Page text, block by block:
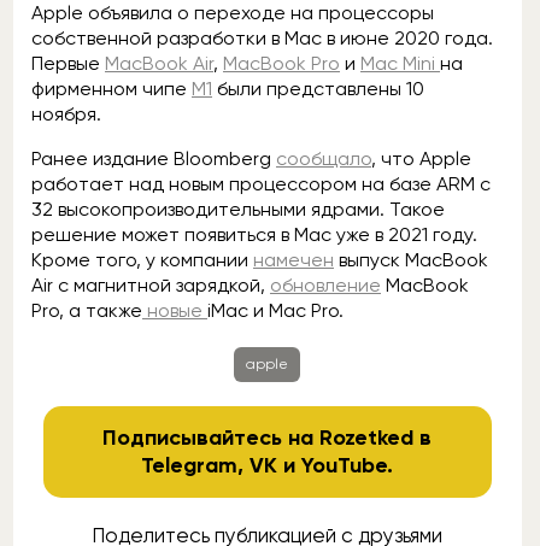
Apple объявила о переходе на процессоры
собственной разработки в Mac в июне 2020 года.
Первые MacBook Air, MacBook Pro и Mac Mini на
фирменном чипе M1 были представлены 10
ноября.
Ранее издание Bloomberg сообщало, что Apple
работает над новым процессором на базе ARM с
32 высокопроизводительными ядрами. Такое
решение может появиться в Mac уже в 2021 году.
Кроме того, у компании намечен выпуск MacBook
Air с магнитной зарядкой, обновление MacBook
Pro, а также новые iMac и Mac Pro.
apple
Подписывайтесь на Rozetked в
Telegram,VK иYouTube.
Поделитесь публикацией с друзьями